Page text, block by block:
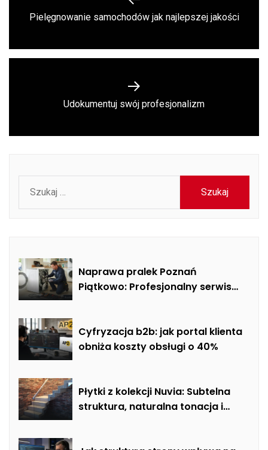
Previous
Pielęgnowanie samochodów jak najlepszej jakości
Next
Udokumentuj swój profesjonalizm
Naprawa pralek Poznań
Piątkowo: Profesjonalny serwis
Cyfryzacja b2b: jak portal klienta
obniża koszty obsługi o 40%
Płytki z kolekcji Nuvia: Subtelna
struktura, naturalna tonacja i